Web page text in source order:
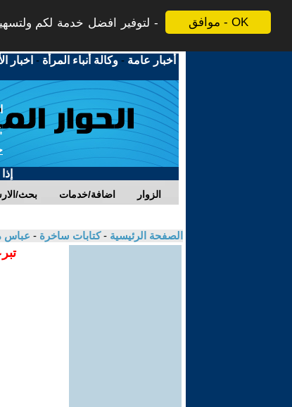
موافق - OK
لتوفير افضل خدمة لكم
أخبار عامة -وكالة أنباء المرأة - اخبار
بحث/ اضافة/خدمات الزوار
الصفحة الرئيسية -كتابات ساخرة - عباس